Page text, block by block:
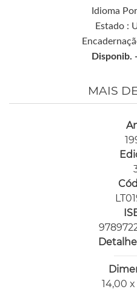
Idioma
Estado :
Disponib. -
MAIS
14,00 x